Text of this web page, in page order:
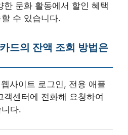
한 문화 활동에서 할인 혜택
수 있습니다.
드의 잔액 조회 방법은
사이트 로그인, 전용 애플
센터에 전화해 요청하여
다.